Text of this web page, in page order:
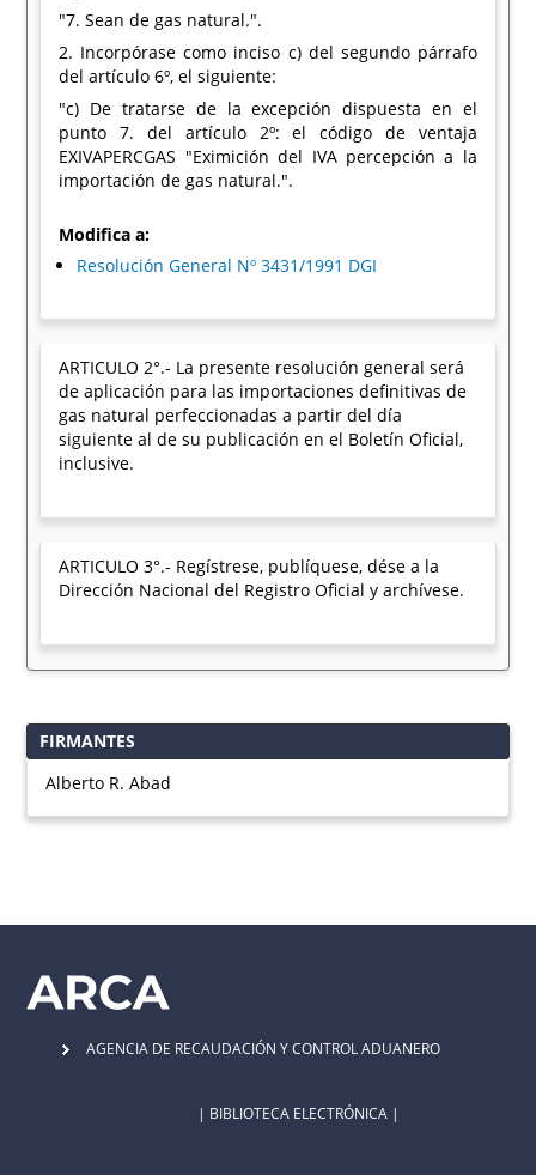
"7. Sean de gas natural.".
2. Incorpórase como inciso c) del segundo párrafo
del artículo 6º, el siguiente:
"c) De tratarse de la excepción dispuesta en el
punto 7. del artículo 2º: el código de ventaja
EXIVAPERCGAS "Eximición del IVA percepción a la
importación de gas natural.".
Modifica a:
Resolución General Nº 3431/1991 DGI
ARTICULO 2°.- La presente resolución general será
de aplicación para las importaciones definitivas de
gas natural perfeccionadas a partir del día
siguiente al de su publicación en el Boletín Oficial,
inclusive.
ARTICULO 3°.- Regístrese, publíquese, dése a la
Dirección Nacional del Registro Oficial y archívese.
FIRMANTES
Alberto R. Abad
AGENCIA DE RECAUDACIÓN Y CONTROL ADUANERO
| BIBLIOTECA ELECTRÓNICA |